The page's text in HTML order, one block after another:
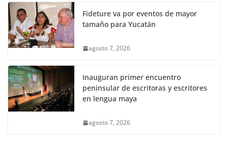
Fideture va por eventos de mayor
tamaño para Yucatán
agosto 7, 2026
Inauguran primer encuentro
peninsular de escritoras y escritores
en lengua maya
agosto 7, 2026